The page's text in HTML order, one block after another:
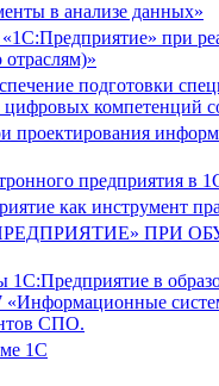
в анализе данных»
при
подготовки
компетенций
проектирования
предприятия в
как инструмент
ПРИ
1С:Предприятие в
«Информационные
СПО.
1С